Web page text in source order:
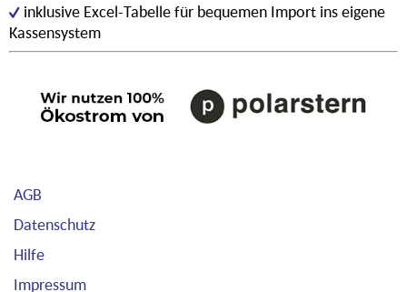
inklusive Excel-Tabelle für bequemen Import ins eigene
Kassensystem
AGB
Datenschutz
Hilfe
Impressum